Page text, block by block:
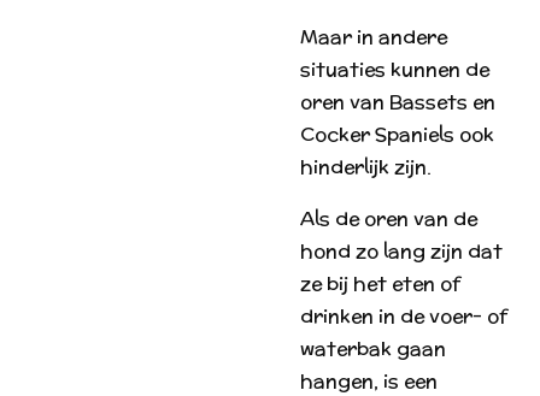
Maar in andere
situaties kunnen de
oren van Bassets en
Cocker Spaniels ook
hinderlijk zijn.
Als de oren van de
hond zo lang zijn dat
ze bij het eten of
drinken in de voer- of
waterbak gaan
hangen, is een